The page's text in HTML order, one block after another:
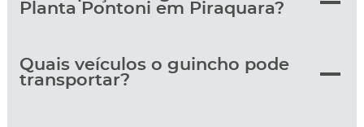
Planta Pontoni em Piraquara?
Quais veículos o guincho pode
transportar?